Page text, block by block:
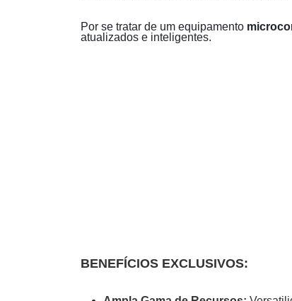
Por se tratar de um equipamento
atualizados e inteligentes.
BENEFÍCIOS EXCLUSIVOS: